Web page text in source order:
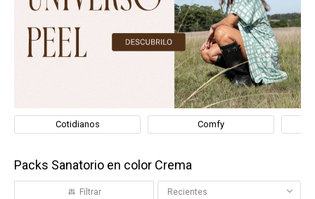
Cotidianos Comfy
Packs Sanatorio en color Crema
Recientes